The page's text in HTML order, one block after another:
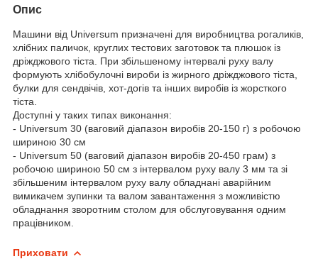
Опис
Машини від Universum призначені для виробництва рогаликів,
хлібних паличок, круглих тестових заготовок та плюшок із
дріжджового тіста. При збільшеному інтервалі руху валу
формують хлібобулочні вироби із жирного дріжджового тіста,
булки для сендвічів, хот-догів та інших виробів із жорсткого
тіста.
Доступні у таких типах виконання:
- Universum 30 (ваговий діапазон виробів 20-150 г) з робочою
шириною 30 см
- Universum 50 (ваговий діапазон виробів 20-450 грам) з
робочою шириною 50 см з інтервалом руху валу 3 мм та зі
збільшеним інтервалом руху валу обладнані аварійним
вимикачем зупинки та валом завантаження з можливістю
обладнання зворотним столом для обслуговування одним
працівником.
Приховати